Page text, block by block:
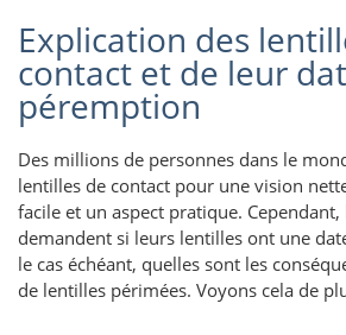
Explication des
contact et de leur
péremption
Des millions de personnes dans le
lentilles de contact pour une vision
facile et un aspect pratique. Cependant,
demandent si leurs lentilles ont une
le cas échéant, quelles sont les
de lentilles périmées. Voyons cela de